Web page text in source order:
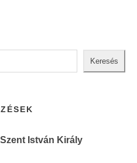
Keresés
István Király